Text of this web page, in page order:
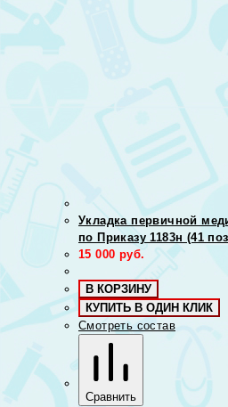
Укладка первичной
по Приказу 1183н (41
15 000 руб.
В КОРЗИНУ
КУПИТЬ В ОДИН КЛИК
Смотреть состав
Сравнить